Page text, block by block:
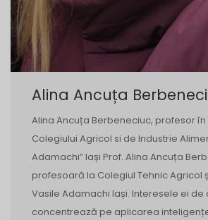
Alina Ancuța
Alina Ancuța Berbeneciuc, profesor
Colegiului Agricol si de Industrie
Adamachi” Iași Prof. Alina Ancuța
profesoară la Colegiul Tehnic Agricol
Vasile Adamachi Iași. Interesele ei
concentrează pe aplicarea